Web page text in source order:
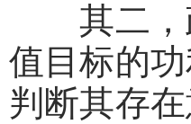
其二，政
值目标的
判断其存